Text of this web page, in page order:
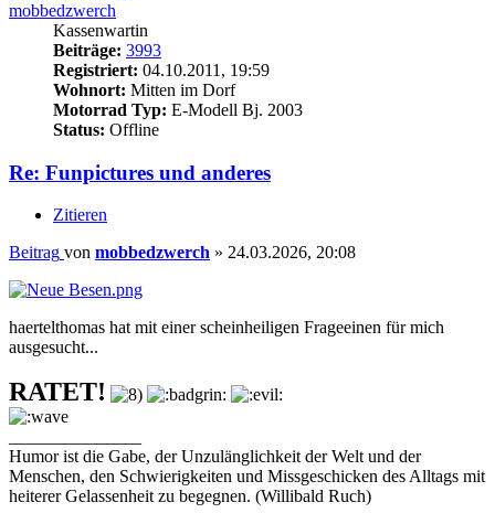
mobbedzwerch
Kassenwartin
Beiträge: 3993
Registriert: 04.10.2011, 19:59
Wohnort: Mitten im Dorf
Motorrad Typ: E-Modell Bj. 2003
Status: Offline
Re: Funpictures und anderes
Zitieren
Beitrag von mobbedzwerch » 24.03.2026, 20:08
haertelthomas hat mit einer scheinheiligen Frageeinen für mich
ausgesucht...
RATET!
Humor ist die Gabe, der Unzulänglichkeit der Welt und der
Menschen, den Schwierigkeiten und Missgeschicken des Alltags mit
heiterer Gelassenheit zu begegnen. (Willibald Ruch)